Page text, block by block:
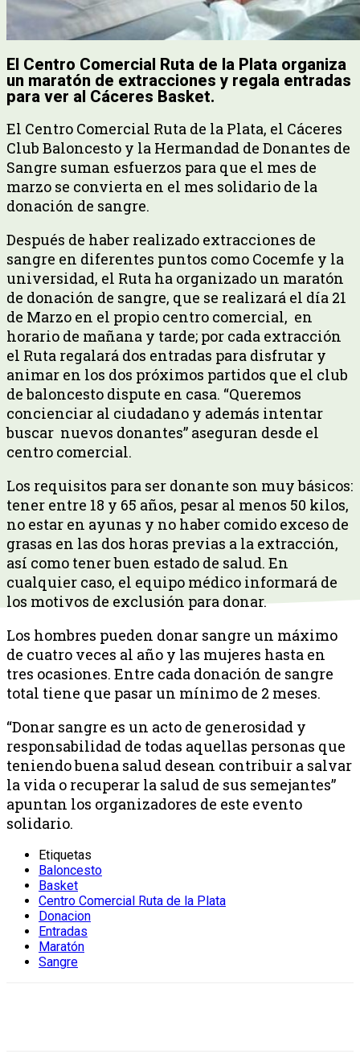
El Centro Comercial Ruta de la Plata organiza
un maratón de extracciones y regala entradas
para ver al Cáceres Basket.
El Centro Comercial Ruta de la Plata, el Cáceres
Club Baloncesto y la Hermandad de Donantes de
Sangre suman esfuerzos para que el mes de
marzo se convierta en el mes solidario de la
donación de sangre.
Después de haber realizado extracciones de
sangre en diferentes puntos como Cocemfe y la
universidad, el Ruta ha organizado un maratón
de donación de sangre, que se realizará el día 21
de Marzo en el propio centro comercial, en
horario de mañana y tarde; por cada extracción
el Ruta regalará dos entradas para disfrutar y
animar en los dos próximos partidos que el club
de baloncesto dispute en casa. “Queremos
concienciar al ciudadano y además intentar
buscar nuevos donantes” aseguran desde el
centro comercial.
Los requisitos para ser donante son muy básicos:
tener entre 18 y 65 años, pesar al menos 50 kilos,
no estar en ayunas y no haber comido exceso de
grasas en las dos horas previas a la extracción,
así como tener buen estado de salud. En
cualquier caso, el equipo médico informará de
los motivos de exclusión para donar.
Los hombres pueden donar sangre un máximo
de cuatro veces al año y las mujeres hasta en
tres ocasiones. Entre cada donación de sangre
total tiene que pasar un mínimo de 2 meses.
“Donar sangre es un acto de generosidad y
responsabilidad de todas aquellas personas que
teniendo buena salud desean contribuir a salvar
la vida o recuperar la salud de sus semejantes”
apuntan los organizadores de este evento
solidario.
Etiquetas
Baloncesto
Basket
Centro Comercial Ruta de la Plata
Donacion
Entradas
Maratón
Sangre